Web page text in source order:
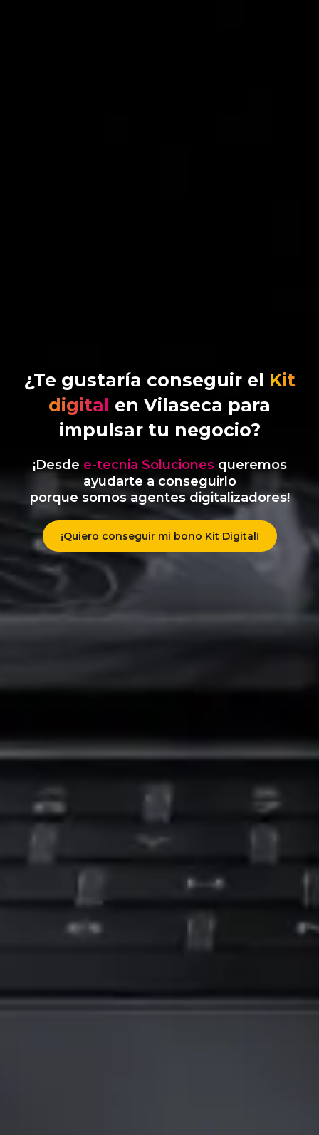
¿Te gustaría conseguir el Kit
digital en Vilaseca para
impulsar tu negocio?
¡Desde e-tecnia Solucionesqueremos
ayudarte a conseguirlo
porque somos agentes digitalizadores!
¡Quiero conseguir mi bono Kit Digital!